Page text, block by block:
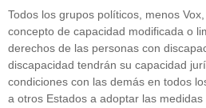
Todos los grupos políticos, menos
concepto de capacidad modificada o
derechos de las personas con
discapacidad tendrán su capacidad
condiciones con las demás en todos
a otros Estados a adoptar las